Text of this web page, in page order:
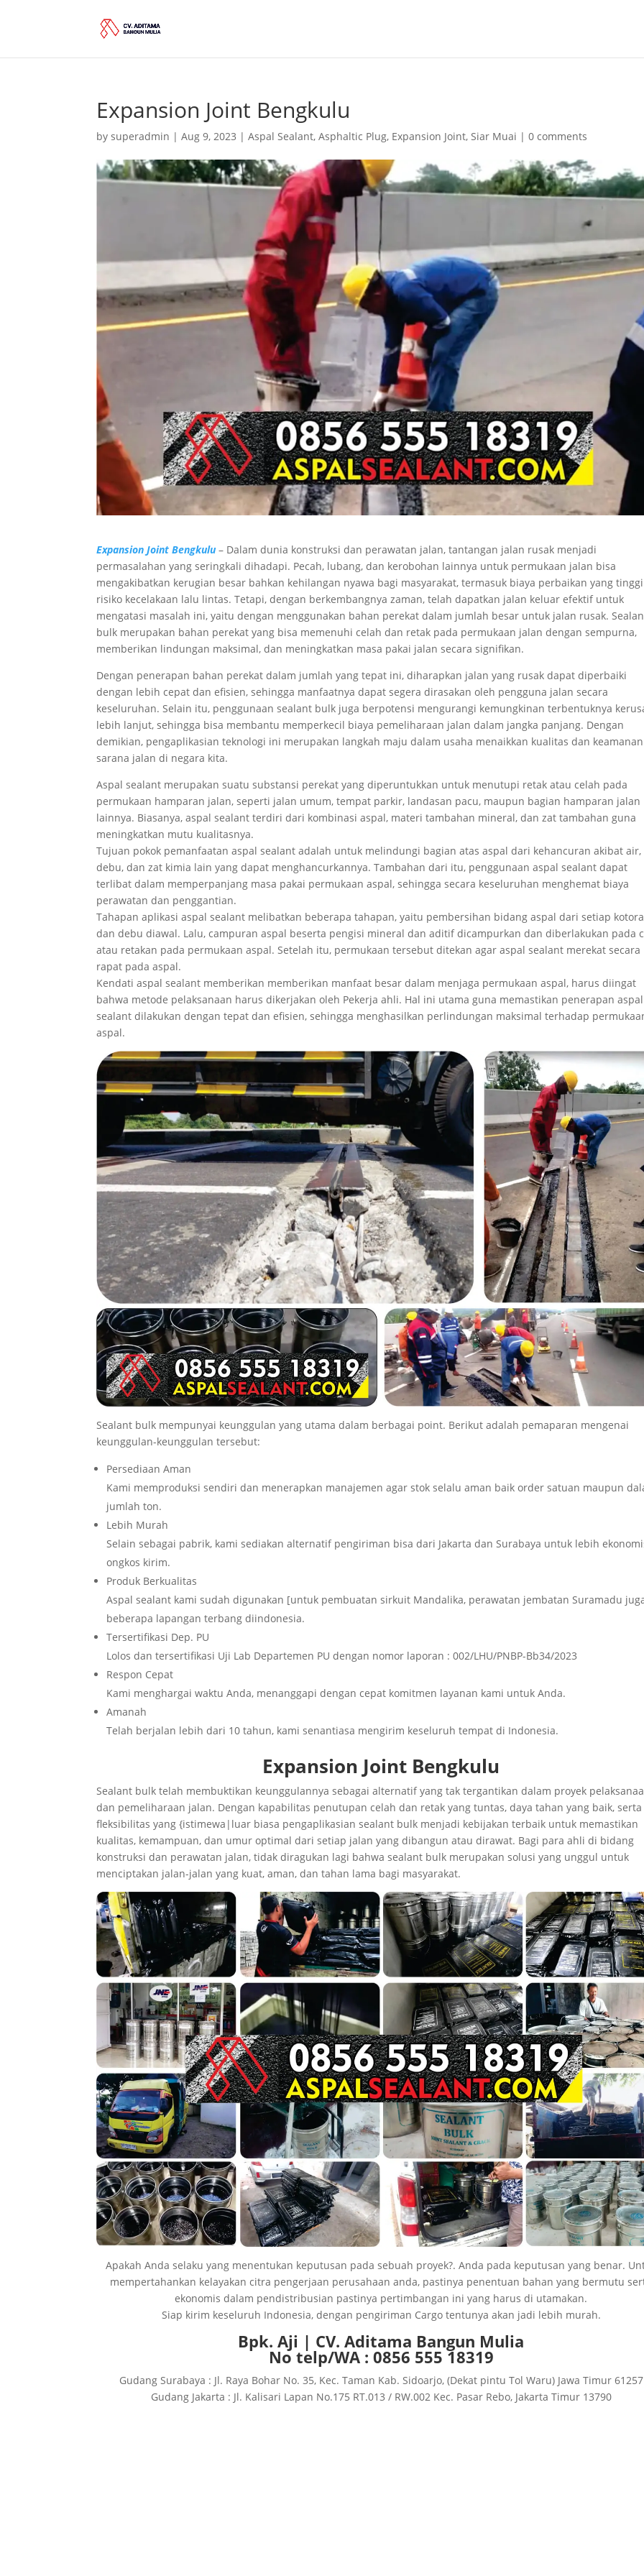
Expansion Joint Bengkulu
bysuperadmin |Aug 9, 2023 |Aspal Sealant,Asphaltic Plug, Expansion Joint,Siar Muai |0 comments
Expansion Joint Bengkulu– Dalam dunia konstruksi dan perawatan jalan, tantangan jalan rusak menjadi
permasalahan yang seringkali dihadapi. Pecah, lubang, dan kerobohan lainnya untuk permukaan jalan bisa
mengakibatkan kerugian besar bahkan kehilangan nyawa bagi masyarakat, termasuk biaya perbaikan yang
risiko kecelakaan lalu lintas. Tetapi, dengan berkembangnya zaman, telah dapatkan jalan keluar efektif untuk
mengatasi masalah ini, yaitu dengan menggunakan bahan perekat dalam jumlah besar untuk jalan rusak.
bulk merupakan bahan perekat yang bisa memenuhi celah dan retak pada permukaan jalan dengan sempurna,
memberikan lindungan maksimal, dan meningkatkan masa pakai jalan secara signifikan.
Dengan penerapan bahan perekat dalam jumlah yang tepat ini, diharapkan jalan yang rusak dapat diperbaiki
dengan lebih cepat dan efisien, sehingga manfaatnya dapat segera dirasakan oleh pengguna jalan secara
keseluruhan. Selain itu, penggunaan sealant bulk juga berpotensi mengurangi kemungkinan terbentuknya
lebih lanjut, sehingga bisa membantu memperkecil biaya pemeliharaan jalan dalam jangka panjang. Dengan
demikian, pengaplikasian teknologi ini merupakan langkah maju dalam usaha menaikkan kualitas dan keamanan
sarana jalan di negara kita.
Aspal sealant merupakan suatu substansi perekat yang diperuntukkan untuk menutupi retak atau celah pada
permukaan hamparan jalan, seperti jalan umum, tempat parkir, landasan pacu, maupun bagian hamparan jalan
lainnya. Biasanya, aspal sealant terdiri dari kombinasi aspal, materi tambahan mineral, dan zat tambahan guna
meningkatkan mutu kualitasnya.
Tujuan pokok pemanfaatan aspal sealant adalah untuk melindungi bagian atas aspal dari kehancuran akibat air,
debu, dan zat kimia lain yang dapat menghancurkannya. Tambahan dari itu, penggunaan aspal sealant dapat
terlibat dalam memperpanjang masa pakai permukaan aspal, sehingga secara keseluruhan menghemat biaya
perawatan dan penggantian.
Tahapan aplikasi aspal sealant melibatkan beberapa tahapan, yaitu pembersihan bidang aspal dari setiap
dan debu diawal. Lalu, campuran aspal beserta pengisi mineral dan aditif dicampurkan dan diberlakukan pada
atau retakan pada permukaan aspal. Setelah itu, permukaan tersebut ditekan agar aspal sealant merekat secara
rapat pada aspal.
Kendati aspal sealant memberikan memberikan manfaat besar dalam menjaga permukaan aspal, harus diingat
bahwa metode pelaksanaan harus dikerjakan oleh Pekerja ahli. Hal ini utama guna memastikan penerapan aspal
sealant dilakukan dengan tepat dan efisien, sehingga menghasilkan perlindungan maksimal terhadap
aspal.
Sealant bulk mempunyai keunggulan yang utama dalam berbagai point. Berikut adalah pemaparan mengenai
keunggulan-keunggulan tersebut:
Persediaan Aman
Kami memproduksi sendiri dan menerapkan manajemen agar stok selalu aman baik order satuan maupun
jumlah ton.
Lebih Murah
Selain sebagai pabrik, kami sediakan alternatif pengiriman bisa dari Jakarta dan Surabaya untuk lebih
ongkos kirim.
Produk Berkualitas
Aspal sealant kami sudah digunakan [untuk pembuatan sirkuit Mandalika, perawatan jembatan Suramadu
beberapa lapangan terbang diindonesia.
Tersertifikasi Dep. PU
Lolos dan tersertifikasi Uji Lab Departemen PU dengan nomor laporan : 002/LHU/PNBP-Bb34/2023
Respon Cepat
Kami menghargai waktu Anda, menanggapi dengan cepat komitmen layanan kami untuk Anda.
Amanah
Telah berjalan lebih dari 10 tahun, kami senantiasa mengirim keseluruh tempat di Indonesia.
Expansion Joint Bengkulu
Sealant bulk telah membuktikan keunggulannya sebagai alternatif yang tak tergantikan dalam proyek
dan pemeliharaan jalan. Dengan kapabilitas penutupan celah dan retak yang tuntas, daya tahan yang baik, serta
fleksibilitas yang {istimewa|luar biasa pengaplikasian sealant bulk menjadi kebijakan terbaik untuk memastikan
kualitas, kemampuan, dan umur optimal dari setiap jalan yang dibangun atau dirawat. Bagi para ahli di bidang
konstruksi dan perawatan jalan, tidak diragukan lagi bahwa sealant bulk merupakan solusi yang unggul untuk
menciptakan jalan-jalan yang kuat, aman, dan tahan lama bagi masyarakat.
Apakah Anda selaku yang menentukan keputusan pada sebuah proyek?. Anda pada keputusan yang benar.
mempertahankan kelayakan citra pengerjaan perusahaan anda, pastinya penentuan bahan yang bermutu
ekonomis dalam pendistribusian pastinya pertimbangan ini yang harus di utamakan.
Siap kirim keseluruh Indonesia, dengan pengiriman Cargo tentunya akan jadi lebih murah.
Bpk. Aji | CV. Aditama Bangun Mulia
No telp/WA : 0856 555 18319
Gudang Surabaya : Jl. Raya Bohar No. 35, Kec. Taman Kab. Sidoarjo, (Dekat pintu Tol Waru) Jawa Timur 61257
Gudang Jakarta : Jl. Kalisari Lapan No.175 RT.013 / RW.002 Kec. Pasar Rebo, Jakarta Timur 13790